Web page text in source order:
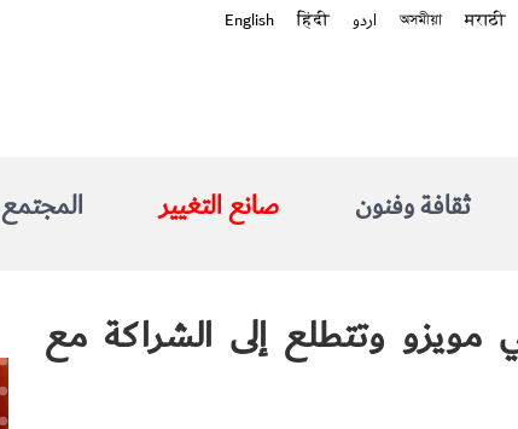
English हिंदी اردو অসমীয়া मराठी
المجتمع صانع التغيير ثقافة وفنون
مويزو وتتطلع إلى الشراكة مع